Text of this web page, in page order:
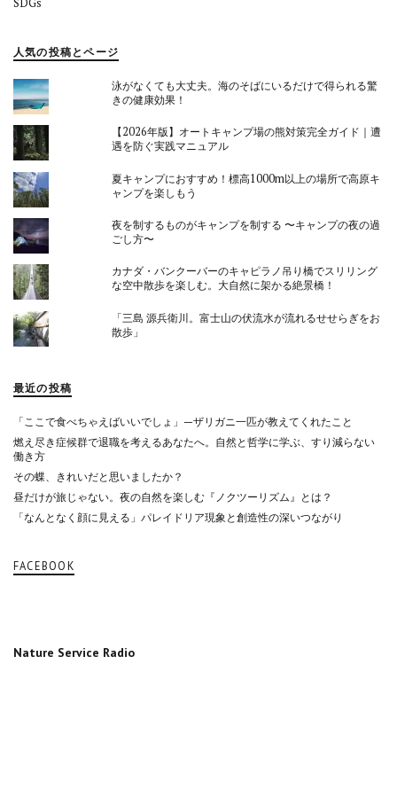
人気の投稿とページ
泳がなくても大丈夫。海のそばにいるだけで得られる驚
きの健康効果！
【2026年版】オートキャンプ場の熊対策完全ガイド｜遭
遇を防ぐ実践マニュアル
夏キャンプにおすすめ！標高1000m以上の場所で高原キ
ャンプを楽しもう
夜を制するものがキャンプを制する 〜キャンプの夜の過
ごし方〜
カナダ・バンクーバーのキャピラノ吊り橋でスリリング
な空中散歩を楽しむ。大自然に架かる絶景橋！
「三島 源兵衛川。富士山の伏流水が流れるせせらぎをお
散歩」
最近の投稿
「ここで食べちゃえばいいでしょ」—ザリガニ一匹が教えてくれたこと
燃え尽き症候群で退職を考えるあなたへ。自然と哲学に学ぶ、すり減らない
働き方
その蝶、きれいだと思いましたか？
昼だけが旅じゃない。夜の自然を楽しむ『ノクツーリズム』とは？
「なんとなく顔に見える」パレイドリア現象と創造性の深いつながり
FACEBOOK
Nature Service Radio